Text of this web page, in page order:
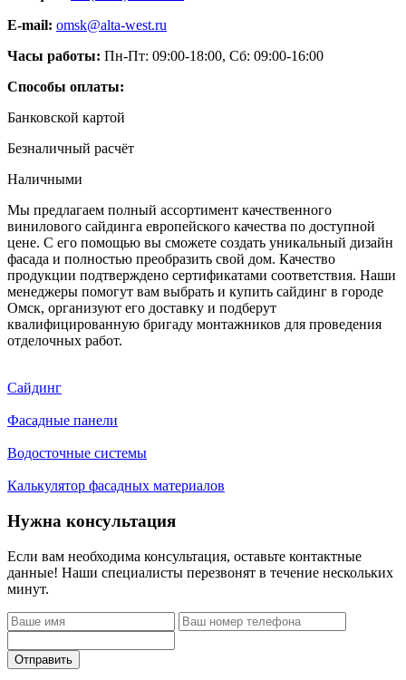
E-mail: omsk@alta-west.ru
Часы работы: Пн-Пт: 09:00-18:00, Сб: 09:00-16:00
Способы оплаты:
Банковской картой
Безналичный расчёт
Наличными
Мы предлагаем полный ассортимент качественного
винилового сайдинга европейского качества по доступной
цене. С его помощью вы сможете создать уникальный дизайн
фасада и полностью преобразить свой дом. Качество
продукции подтверждено сертификатами соответствия. Наши
менеджеры помогут вам выбрать и купить сайдинг в городе
Омск, организуют его доставку и подберут
квалифицированную бригаду монтажников для проведения
отделочных работ.
Сайдинг
Фасадные панели
Водосточные системы
Калькулятор фасадных материалов
Нужна консультация
Если вам необходима консультация, оставьте контактные
данные! Наши специалисты перезвонят в течение нескольких
минут.
Отправить